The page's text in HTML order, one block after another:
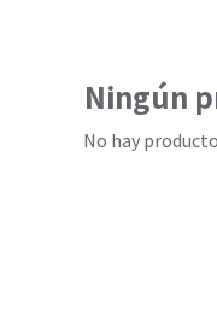
Ningún
No hay